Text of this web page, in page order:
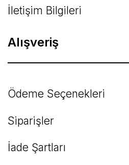
İletişim Bilgileri
Alışveriş
Ödeme Seçenekleri
Siparişler
İade Şartları